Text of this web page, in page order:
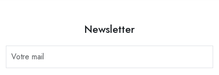
Newsletter